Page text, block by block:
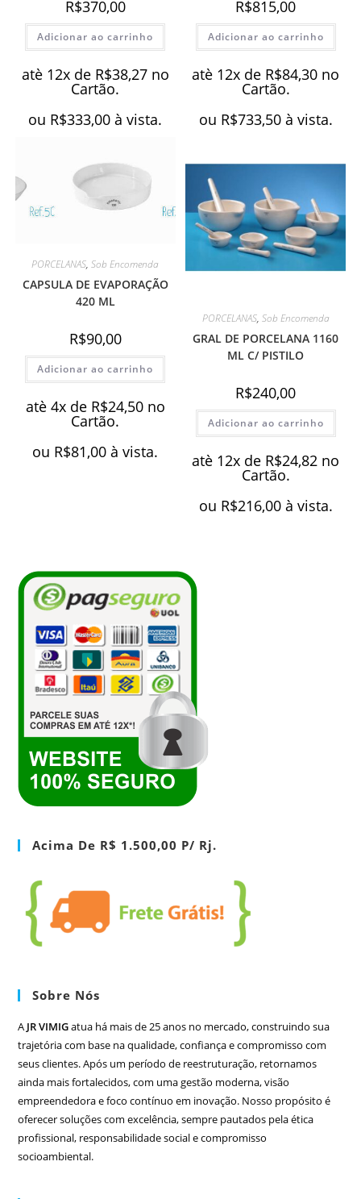
R$370,00
Adicionar ao carrinho
atè 12x de R$38,27 no
Cartão.
ou R$333,00 à vista.
R$815,00
Adicionar ao carrinho
atè 12x de R$84,30 no
Cartão.
ou R$733,50 à vista.
PORCELANAS,Sob Encomenda
CAPSULA DE EVAPORAÇÃO
420 ML
R$90,00
Adicionar ao carrinho
atè 4x de R$24,50 no
Cartão.
ou R$81,00 à vista.
PORCELANAS, Sob Encomenda
GRAL DE PORCELANA 1160
ML C/ PISTILO
R$240,00
Adicionar ao carrinho
atè 12x de R$24,82 no
Cartão.
ou R$216,00 à vista.
Acima De R$ 1.500,00 P/ Rj.
Sobre Nós
A JR VIMIGatua há mais de 25 anos no mercado, construindo sua
trajetória com base na qualidade, confiança e compromisso com
seus clientes. Após um período de reestruturação, retornamos
ainda mais fortalecidos, com uma gestão moderna, visão
empreendedora e foco contínuo em inovação. Nosso propósito é
oferecer soluções com excelência, sempre pautados pela ética
profissional, responsabilidade social e compromisso
socioambiental.